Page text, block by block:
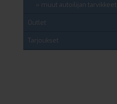
muut autoilijan tarvikkeet
Outlet
Tarjoukset